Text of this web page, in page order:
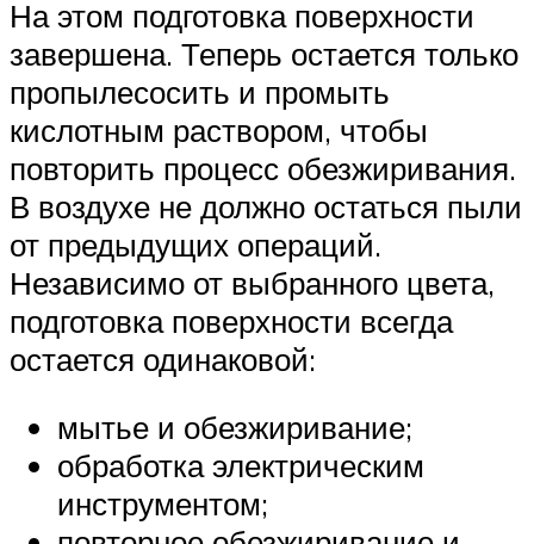
На этом подготовка поверхности
завершена. Теперь остается только
пропылесосить и промыть
кислотным раствором, чтобы
повторить процесс обезжиривания.
В воздухе не должно остаться пыли
от предыдущих операций.
Независимо от выбранного цвета,
подготовка поверхности всегда
остается одинаковой:
мытье и обезжиривание;
обработка электрическим
инструментом;